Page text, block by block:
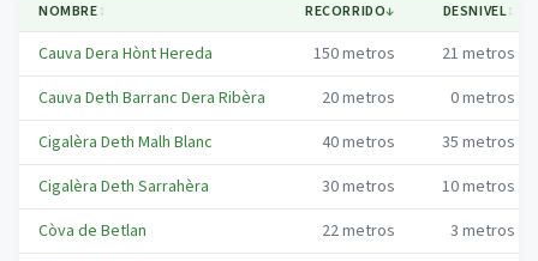
NOMBRE↕ RECORRIDO↓ DESNIVEL↕
Cauva Dera Hònt Hereda 150metros 21 metros
Cauva Deth Barranc Dera Ribèra
20metros 0metros
Cigalèra Deth Malh Blanc
40metros 35 metros
Cigalèra Deth Sarrahèra
30metros 10metros
Còva de Betlan
22metros 3 metros